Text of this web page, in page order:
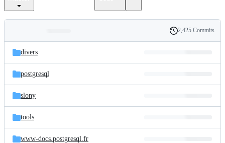
and
files
Latest
commit
History
2,425 Commits
divers
postgresql
slony
tools
www-docs.postgresql.fr